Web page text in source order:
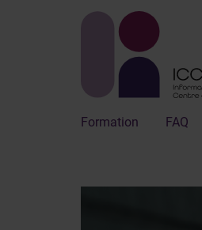
Formation FAQ